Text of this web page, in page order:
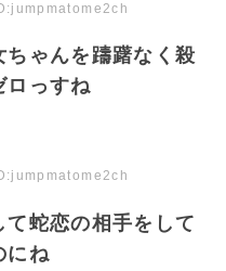
ゃんを躊躇なく殺
ロっすね
蛇恋の相手をして
にね